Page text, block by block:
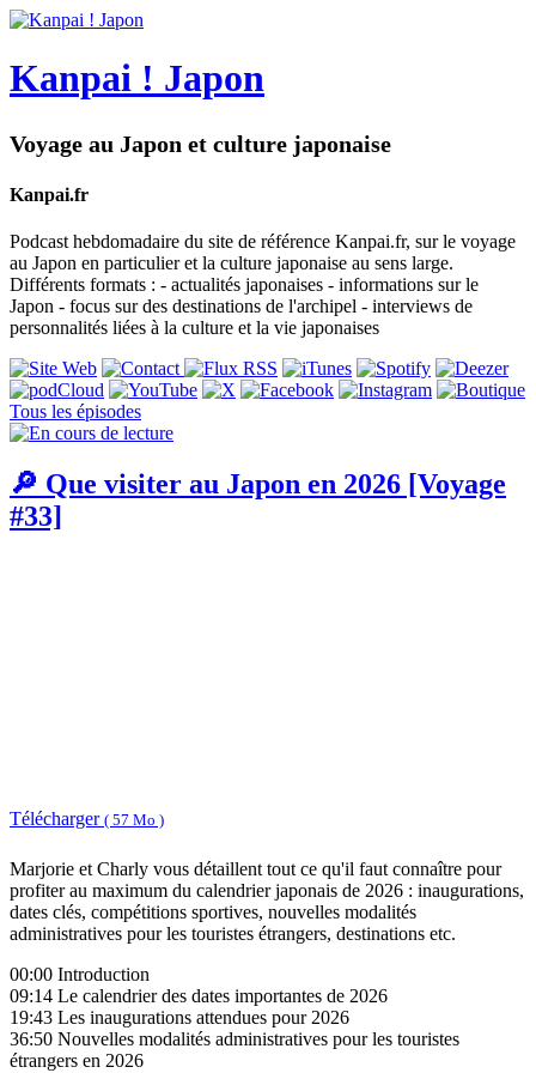
Kanpai ! Japon
Voyage au Japon et culture japonaise
Kanpai.fr
Podcast hebdomadaire du site de référence Kanpai.fr, sur le voyage
au Japon en particulier et la culture japonaise au sens large.
Différents formats : - actualités japonaises - informations sur le
Japon - focus sur des destinations de l'archipel - interviews de
personnalités liées à la culture et la vie japonaises
Tous les épisodes
🔎 Que visiter au Japon en 2026 [Voyage
#33]
Télécharger ( 57 Mo )
Marjorie et Charly vous détaillent tout ce qu'il faut connaître pour
profiter au maximum du calendrier japonais de 2026 : inaugurations,
dates clés, compétitions sportives, nouvelles modalités
administratives pour les touristes étrangers, destinations etc.
00:00 Introduction
09:14 Le calendrier des dates importantes de 2026
19:43 Les inaugurations attendues pour 2026
36:50 Nouvelles modalités administratives pour les touristes
étrangers en 2026